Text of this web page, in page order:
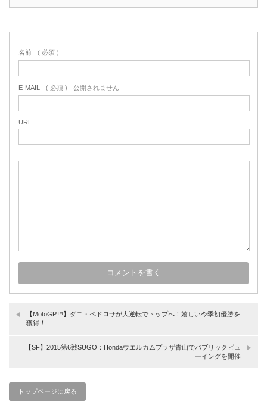
名前 ( 必須 )
E-MAIL ( 必須 ) - 公開されません -
URL
【MotoGP™】ダニ・ペドロサが大逆転でトップへ！嬉しい今季初優勝を
獲得！
【SF】2015第6戦SUGO：Hondaウエルカムプラザ青山でパブリックビュ
ーイングを開催
トップページに戻る